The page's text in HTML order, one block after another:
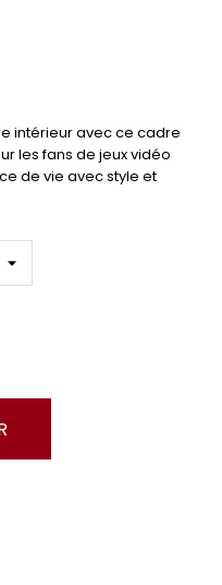
intérieur avec ce cadre
les fans de jeux vidéo
de vie avec style et